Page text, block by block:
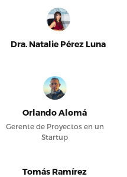
Dra. Natalie Pérez Luna
Orlando Alomá
Gerente de Proyectos en un
Startup
Tomás Ramírez